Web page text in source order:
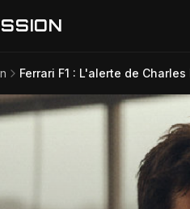
Ferrari F1 : L'alerte de